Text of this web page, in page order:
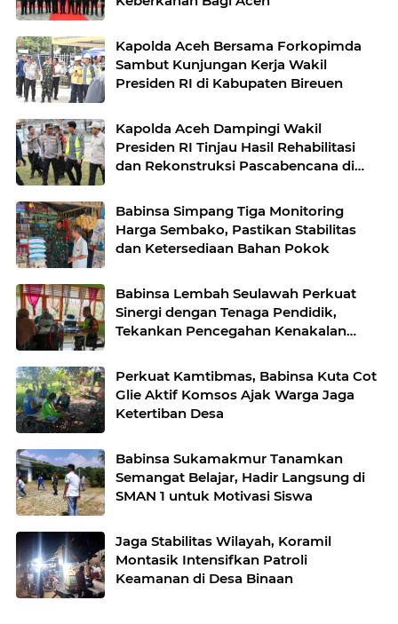
Kapolda Aceh Bersama Forkopimda
Sambut Kunjungan Kerja Wakil
Presiden RI di Kabupaten Bireuen
Kapolda Aceh Dampingi Wakil
Presiden RI Tinjau Hasil Rehabilitasi
dan Rekonstruksi Pascabencana di
Babinsa Simpang Tiga Monitoring
Harga Sembako, Pastikan Stabilitas
dan Ketersediaan Bahan Pokok
Babinsa Lembah Seulawah Perkuat
Sinergi dengan Tenaga Pendidik,
Tekankan Pencegahan Kenakalan
Perkuat Kamtibmas, Babinsa Kuta Cot
Glie Aktif Komsos Ajak Warga Jaga
Ketertiban Desa
Babinsa Sukamakmur Tanamkan
Semangat Belajar, Hadir Langsung di
SMAN 1 untuk Motivasi Siswa
Jaga Stabilitas Wilayah, Koramil
Montasik Intensifkan Patroli
Keamanan di Desa Binaan